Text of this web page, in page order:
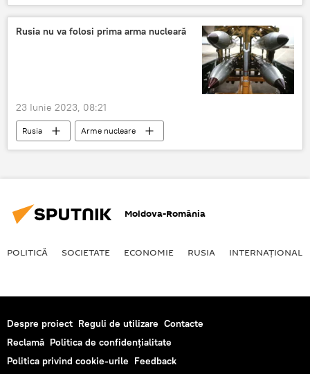
SUA
Rusia nu va folosi prima arma nucleară
23 Iunie 2023, 08:21
Rusia Arme nucleare
Moldova-România
POLITICĂ SOCIETATE ECONOMIE RUSIA INTERNAŢIONAL
Despre proiect Reguli de utilizare Contacte
Reclamă Politica de confidențialitate
Politica privind cookie-urile Feedback